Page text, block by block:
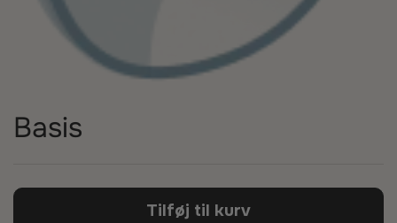
Basis
Tilføj til kurv